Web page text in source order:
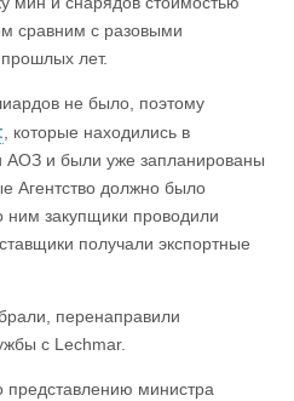
сравним с разовыми
лет.
не было, поэтому
, которые находились в
АОЗ и были уже запланированы
Агентство должно было
ним закупщики проводили
получали экспортные
перенаправили
с Lechmar.
представлению министра